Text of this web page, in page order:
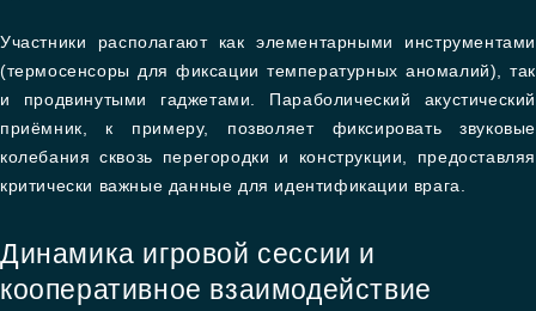
Участники располагают как элементарными инструментами
(термосенсоры для фиксации температурных аномалий), так
и продвинутыми гаджетами. Параболический акустический
приёмник, к примеру, позволяет фиксировать звуковые
колебания сквозь перегородки и конструкции, предоставляя
критически важные данные для идентификации врага.
Динамика игровой сессии и
кооперативное взаимодействие